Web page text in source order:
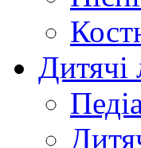
Дитячі